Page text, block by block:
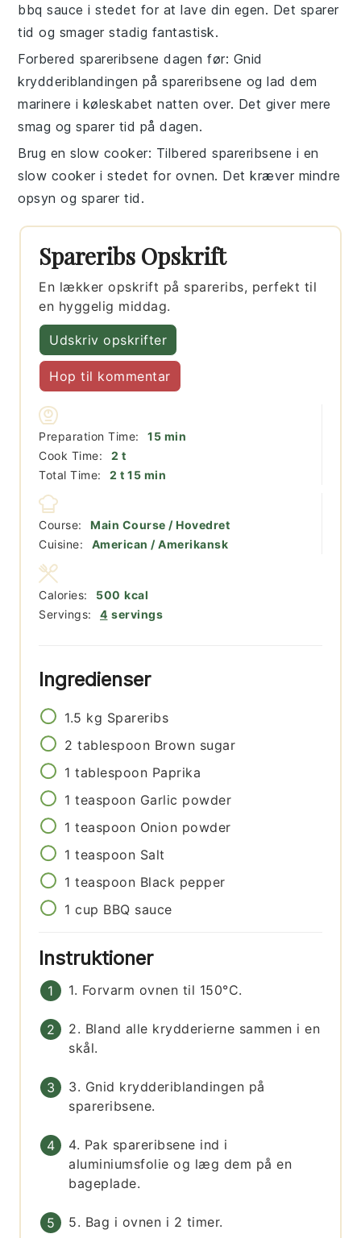
bbq sauce i stedet for at lave din egen. Det sparer
tid og smager stadig fantastisk.
Forbered spareribsene dagen før: Gnid
krydderiblandingen påspareribsene og lad dem
marinere i køleskabet natten over. Det giver mere
smag og sparer tid på dagen.
Brug en slow cooker: Tilberedspareribsene i en
slow cooker i stedet for ovnen. Det kræver mindre
opsyn og sparer tid.
Spareribs Opskrift
En lækker opskrift på spareribs, perfekt til
en hyggelig middag.
Udskriv opskrifter
Hop til kommentar
Preparation Time: 15minutter
min
Cook Time:
2 timer
t
Total Time:
2 timer
t 15minutter
min
Course:
Main Course / Hovedret
Cuisine:
American / Amerikansk
Servings: 4 servings
Calories: 500 kcal
Ingredienser
1.5 kg Spareribs
2 tablespoon Brown sugar
1 tablespoon Paprika
1 teaspoon Garlic powder
1 teaspoon Onion powder
1 teaspoon Salt
1 teaspoon Black pepper
1 cup BBQ sauce
Instruktioner
1. Forvarm ovnen til 150°C.
2. Bland alle krydderierne sammen i en
skål.
3. Gnid krydderiblandingen på
spareribsene.
4. Pak spareribsene ind i
aluminiumsfolie og læg dem på en
bageplade.
5. Bag i ovnen i 2 timer.